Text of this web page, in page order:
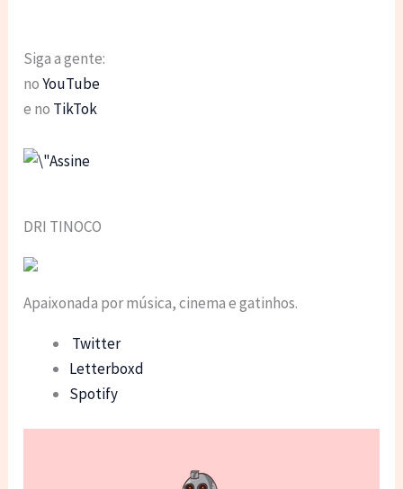
Siga a gente:
noYouTube
e no TikTok
DRI TINOCO
Apaixonada por música, cinema e gatinhos.
Twitter
Letterboxd
Spotify